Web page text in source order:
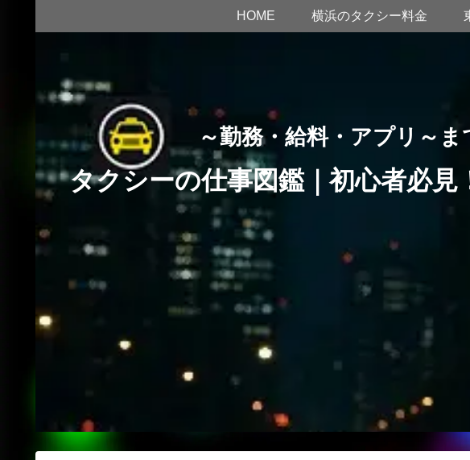
～勤務・給料・アプリ～
タクシーの仕事図鑑｜初心者必
HOME 横浜のタクシー料金